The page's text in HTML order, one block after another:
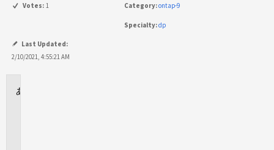
Votes: 1 Category:ontap-9
Specialty:dp
Last Updated:
2/10/2021, 4:55:21 AM